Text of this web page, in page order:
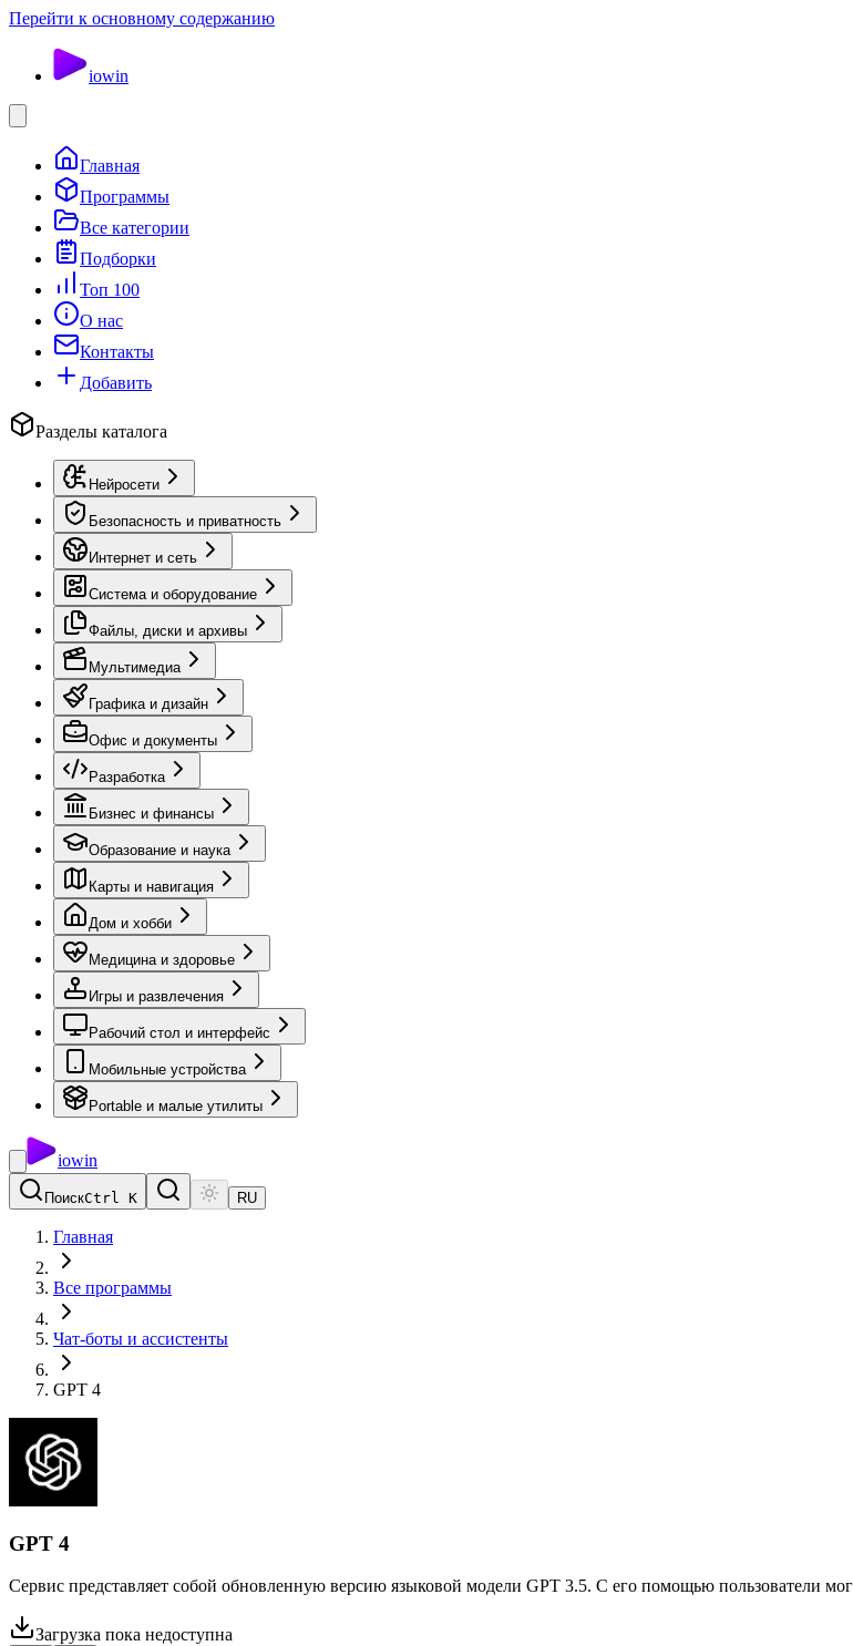
Перейти к основному содержанию
iowin
Главная
Программы
Все категории
Подборки
Топ 100
О нас
Контакты
Добавить
Разделы каталога
Нейросети
Безопасность и приватность
Интернет и сеть
Система и оборудование
Файлы, диски и архивы
Мультимедиа
Графика и дизайн
Офис и документы
Разработка
Бизнес и финансы
Образование и наука
Карты и навигация
Дом и хобби
Медицина и здоровье
Игры и развлечения
Рабочий стол и интерфейс
Мобильные устройства
Portable и малые утилиты
iowin
ПоискCtrl K RU
Главная
Все программы
Чат-боты и ассистенты
GPT 4
GPT 4
Сервис представляет собой обновленную версию языковой модели GPT 3.5. С его помощью пользователи
Загрузка пока недоступна